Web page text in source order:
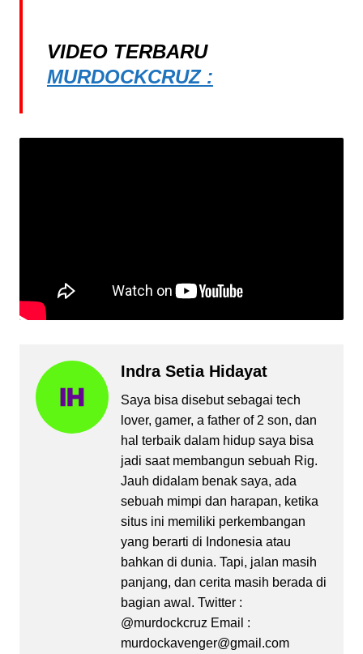
VIDEO TERBARU
MURDOCKCRUZ :
Indra Setia Hidayat
Saya bisa disebut sebagai tech
lover, gamer, a father of 2 son, dan
hal terbaik dalam hidup saya bisa
jadi saat membangun sebuah Rig.
Jauh didalam benak saya, ada
sebuah mimpi dan harapan, ketika
situs ini memiliki perkembangan
yang berarti di Indonesia atau
bahkan di dunia. Tapi, jalan masih
panjang, dan cerita masih berada di
bagian awal. Twitter :
@murdockcruz Email :
murdockavenger@gmail.com